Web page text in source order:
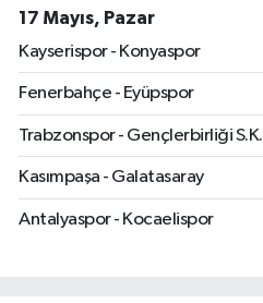
17 Mayıs, Pazar
Kayserispor - Konyaspor
Fenerbahçe - Eyüpspor
Trabzonspor - Gençlerbirliği S.K.
Kasımpaşa - Galatasaray
Antalyaspor - Kocaelispor